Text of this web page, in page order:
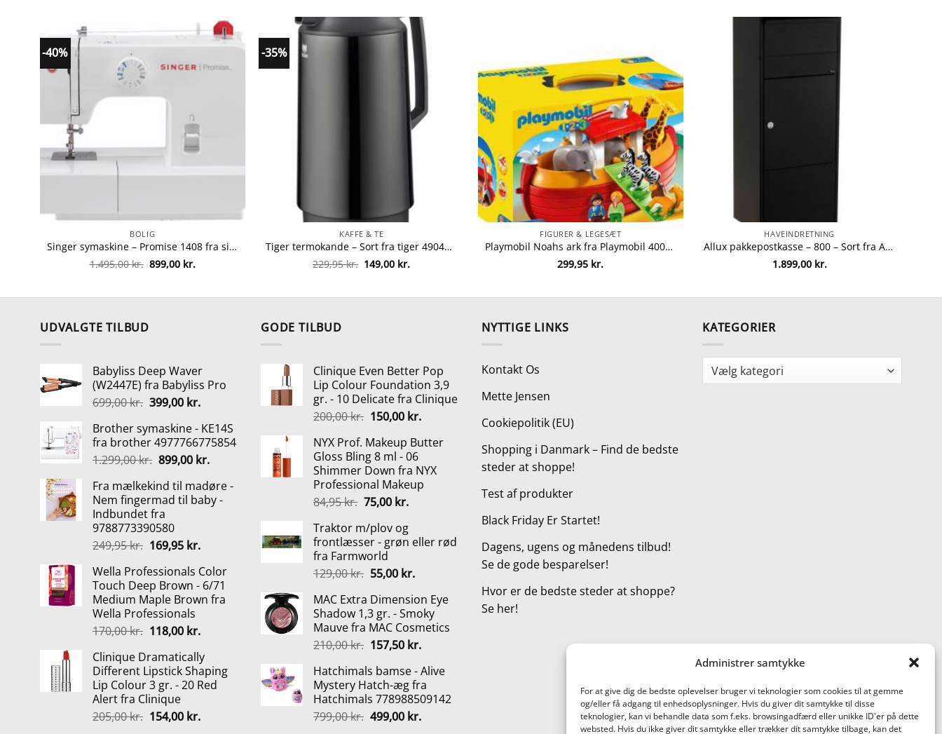
Administrer samtykke
For at give dig de bedste oplevelser bruger vi teknologier som cookies til at gemme
og/eller få adgang til enhedsoplysninger. Hvis du giver dit samtykke til disse
teknologier, kan vi behandle data som f.eks. browsingadfærd eller unikke ID'er på dette
websted. Hvis du ikke giver dit samtykke eller trækker dit samtykke tilbage, kan det
-40%
BOLIG
Singer symaskine – Promise 1408 fra singer 374318830872
1.495,00kr. Den
oprindelige
899,00 kr.Den
-35%
KAFFE & TE
Tiger termokande – Sort fra tiger 4904710193754
229,95kr. Den
oprindelige
149,00 kr.
FIGURER & LEGESÆT
Playmobil Noahs ark fra Playmobil 4008789067654
299,95 kr.
HAVEINDRETNING
Allux pakkepostkasse – 800 – Sort fra Allux 5701701548024
1.899,00 kr.
UDVALGTE TILBUD
Babyliss Deep Waver
(W2447E) fra Babyliss Pro
699,00kr. Den
pris
var:
699,00 kr..
399,00 kr.Den
pris
er:
399,00 kr..
Brother symaskine - KE14S
fra brother 4977766775854
1.299,00kr. Den
pris
var:
1.299,00 kr..
899,00 kr.Den
pris
er:
Fra mælkekind til madøre -
Nem fingermad til baby -
Indbundet fra
9788773390580
249,95kr. Den
pris
var:
249,95 kr..
169,95 kr.Den
pris
er:
169,95 kr..
Wella Professionals Color
Touch Deep Brown - 6/71
Medium Maple Brown fra
Wella Professionals
170,00kr. Den
pris
var:
170,00 kr..
118,00 kr.Den
pris
er:
118,00 kr..
Clinique Dramatically
Different Lipstick Shaping
Lip Colour 3 gr. - 20 Red
Alert fra Clinique
205,00kr. Den
154,00 kr.Den
GODE TILBUD
Clinique Even Better Pop
Lip Colour Foundation 3,9
gr. - 10 Delicate fra Clinique
200,00kr. Den
pris
var:
200,00 kr..
150,00 kr.Den
pris
150,00 kr..
NYX Prof. Makeup Butter
Gloss Bling 8 ml - 06
Shimmer Down fra NYX
Professional Makeup
84,95kr. Den
pris
var:
84,95 kr..
75,00 kr.Den
pris
er:
Traktor m/plov og
frontlæsser - grøn eller rød
fra Farmworld
129,00kr. Den
pris
var:
129,00 kr..
55,00 kr.Den
pris
er:
55,00 kr..
MAC Extra Dimension Eye
Shadow 1,3 gr. - Smoky
Mauve fra MAC Cosmetics
210,00kr. Den
pris
var:
210,00 kr..
157,50 kr.Den
pris
er:
157,50 kr..
Hatchimals bamse - Alive
Mystery Hatch-æg fra
Hatchimals 778988509142
799,00kr. Den
499,00 kr.Den
NYTTIGE LINKS
Kontakt Os
Mette Jensen
Cookiepolitik (EU)
Shopping i Danmark – Find de bedste
steder at shoppe!
Test af produkter
Black Friday Er Startet!
Dagens, ugens og månedens tilbud!
Se de gode besparelser!
Hvor er de bedste steder at shoppe?
Se her!
KATEGORIER
Kategorier